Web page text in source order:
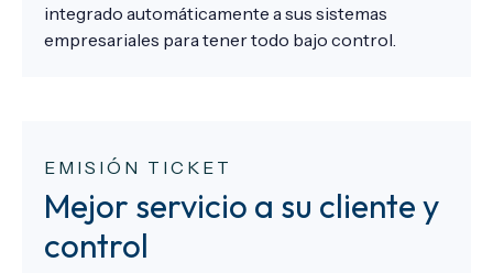
integrado automáticamente a sus sistemas
empresariales para tener todo bajo control.
EMISIÓN TICKET
Mejor servicio a su cliente y
control